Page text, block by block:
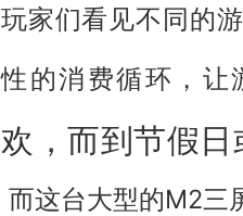
玩家们看见不同的
性的消费循环，让
欢，而到节假
而这台大型的M2三